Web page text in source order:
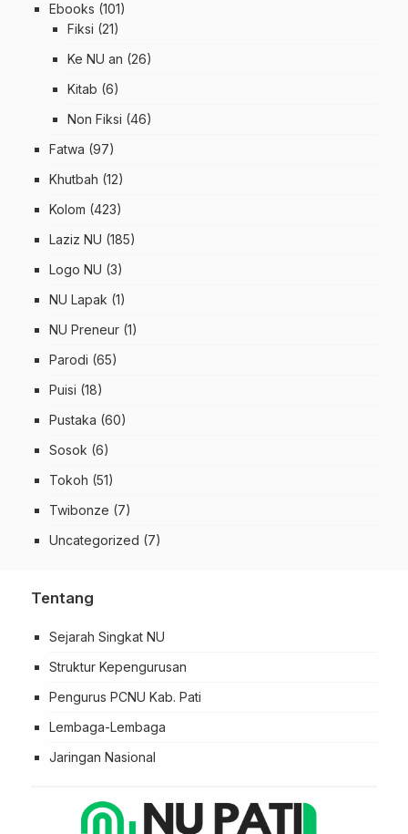
Ebooks (101)
Fiksi (21)
Ke NU an (26)
Kitab (6)
Non Fiksi (46)
Fatwa (97)
Khutbah (12)
Kolom (423)
Laziz NU (185)
Logo NU (3)
NU Lapak (1)
NU Preneur (1)
Parodi (65)
Puisi (18)
Pustaka (60)
Sosok (6)
Tokoh (51)
Twibonze (7)
Uncategorized (7)
Tentang
Sejarah Singkat NU
Struktur Kepengurusan
Pengurus PCNU Kab. Pati
Lembaga-Lembaga
Jaringan Nasional